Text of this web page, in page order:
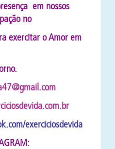
em nossos
no
exercitar o Amor em
exerciciosdevida